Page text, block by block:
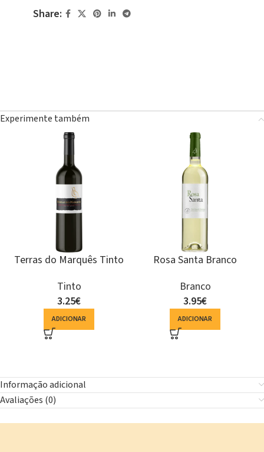
Share:
Experimente também
Terras do Marquês Tinto
Tinto
3.25€
ADICIONAR
Rosa Santa Branco
Branco
3.95€
ADICIONAR
Informação adicional
Avaliações (0)